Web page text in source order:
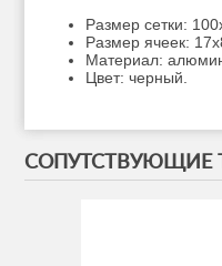
Размер сетки:
Размер ячеек:
Материал:
Цвет: черный.
СОПУТСТВУЮЩИЕ